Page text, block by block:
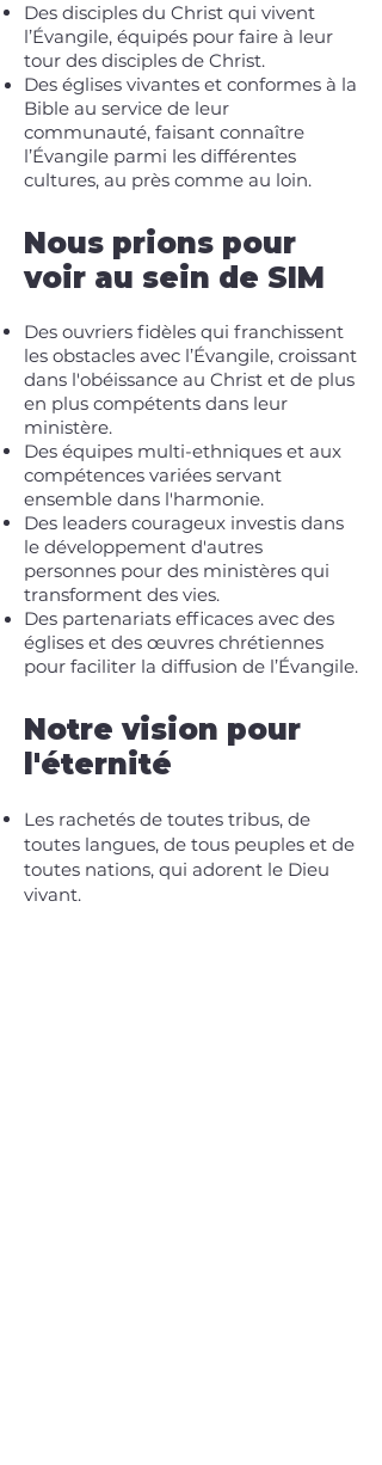
Des disciples du Christ qui vivent
l’Évangile, équipés pour faire à leur
tour des disciples de Christ.
Des églises vivantes et conformes à la
Bible au service de leur
communauté, faisant connaître
l’Évangile parmi les différentes
cultures, au près comme au loin.
Nous prions pour
voir au sein de SIM
Des ouvriers fidèles qui franchissent
les obstacles avec l’Évangile, croissant
dans l'obéissance au Christ et de plus
en plus compétents dans leur
ministère.
Des équipes multi-ethniques et aux
compétences variées servant
ensemble dans l'harmonie.
Des leaders courageux investis dans
le développement d'autres
personnes pour des ministères qui
transforment des vies.
Des partenariats efficaces avec des
églises et des œuvres chrétiennes
pour faciliter la diffusion de l’Évangile.
Notre vision pour
l'éternité
Les rachetés de toutes tribus, de
toutes langues, de tous peuples et de
toutes nations, qui adorent le Dieu
vivant.